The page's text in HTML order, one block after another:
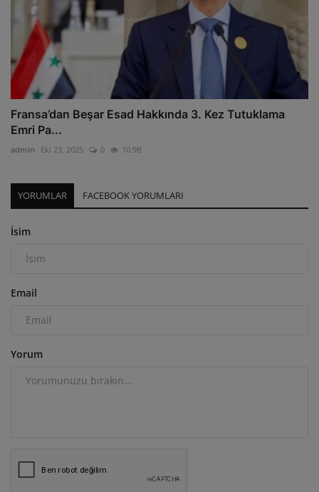
Fransa’dan Beşar Esad Hakkında 3. Kez Tutuklama
Emri Pa...
admin Eki 23, 2025 0 10.9B
YORUMLAR FACEBOOK YORUMLARI
İsim
Email
Yorum